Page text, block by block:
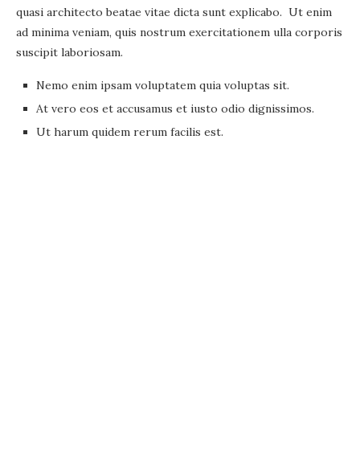
quasi architecto beatae vitae dicta sunt explicabo. Ut enim
ad minima veniam, quis nostrum exercitationem ulla corporis
suscipit laboriosam.
Nemo enim ipsam voluptatem quia voluptas sit.
At vero eos et accusamus et iusto odio dignissimos.
Ut harum quidem rerum facilis est.